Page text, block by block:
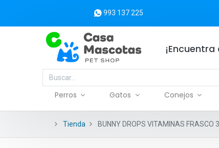
993 137 225
Perros Gatos Conejos
Tienda BUNNY DROPS VITAMINAS FRASCO